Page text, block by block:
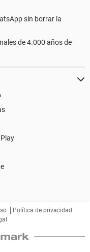
sin borrar la
de 4.000 años de
Política de privacidad